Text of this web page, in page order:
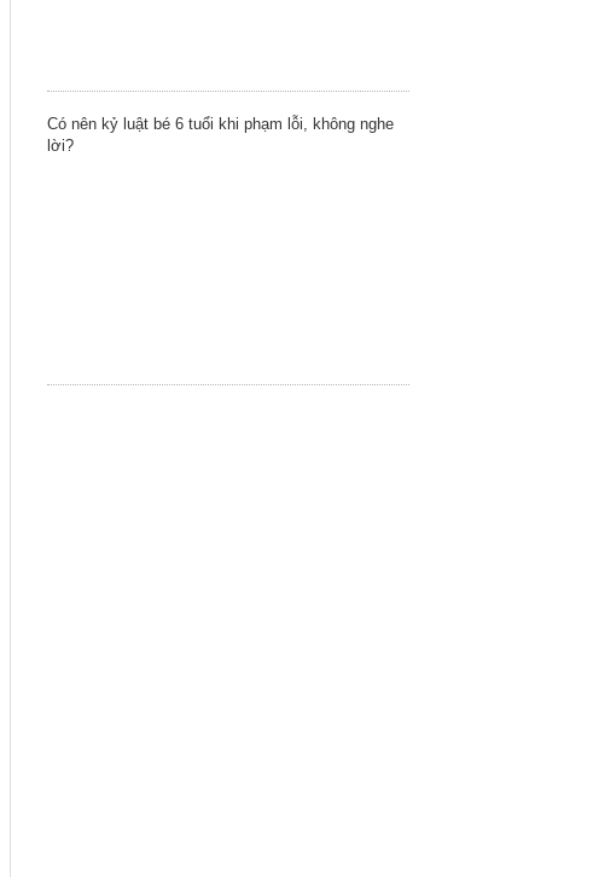
Có nên kỷ luật bé 6 tuổi khi phạm lỗi, không nghe
lời?